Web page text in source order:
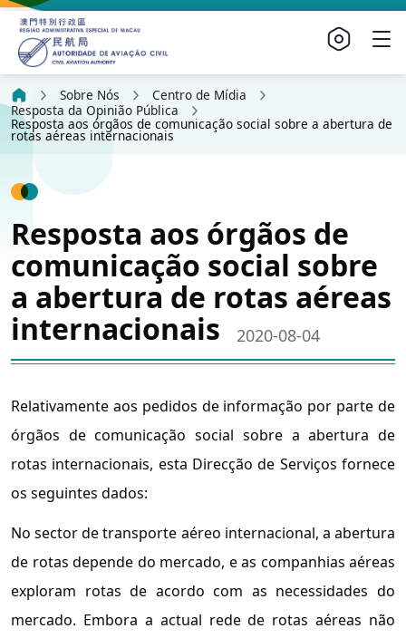
Sobre Nós
Centro de Mídia
Resposta da Opinião Pública
Resposta aos órgãos de comunicação social sobre a abertura de
rotas aéreas internacionais
Resposta aos órgãos de
comunicação social sobre
a abertura de rotas aéreas
internacionais
2020-08-04
Relativamente aos pedidos de informação por parte de
órgãos de comunicação social sobre a abertura de
rotas internacionais, esta Direcção de Serviços fornece
os seguintes dados:
No sector de transporte aéreo internacional, a abertura
de rotas depende do mercado, e as companhias aéreas
exploram rotas de acordo com as necessidades do
mercado. Embora a actual rede de rotas aéreas não